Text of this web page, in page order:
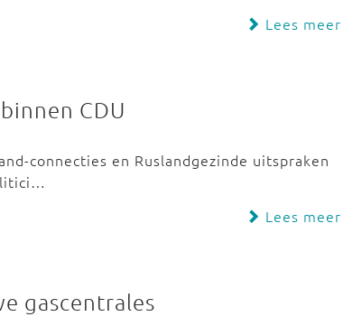
Lees meer
CDU
connecties en Ruslandgezinde uitspraken
Lees meer
gascentrales